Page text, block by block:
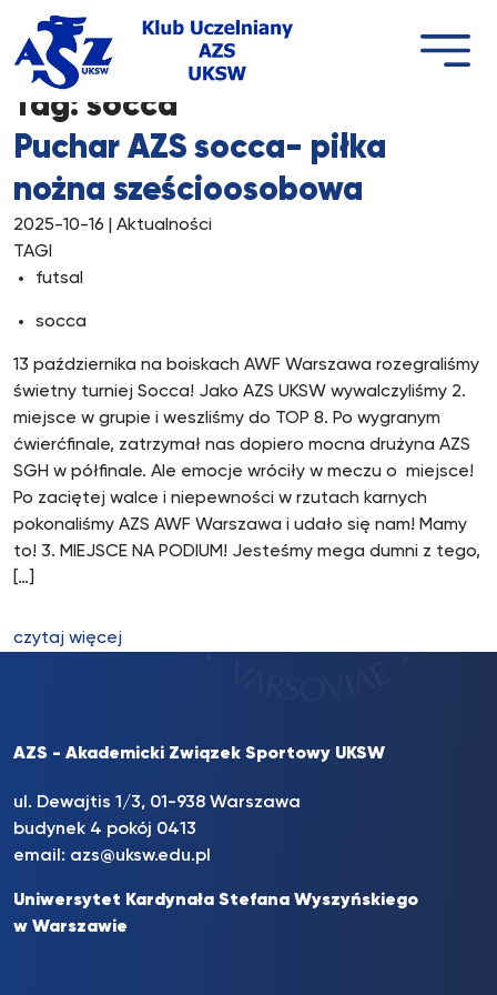
Przejdź
treści
Tag: socca
Puchar AZS socca- piłka
nożna sześcioosobowa
2025-10-16 | Aktualności
TAGI
futsal
socca
13 października na boiskach AWF Warszawa rozegraliśmy
świetny turniej Socca! Jako AZS UKSW wywalczyliśmy 2.
miejsce w grupie i weszliśmy do TOP 8. Po wygranym
ćwierćfinale, zatrzymał nas dopiero mocna drużyna AZS
SGH w półfinale. Ale emocje wróciły w meczu o miejsce!
Po zaciętej walce i niepewności w rzutach karnych
pokonaliśmy AZS AWF Warszawa i udało się nam! Mamy
to! 3. MIEJSCE NA PODIUM! Jesteśmy mega dumni z tego,
[…]
czytaj więcej
AZS - Akademicki Związek Sportowy UKSW
ul. Dewajtis 1/3, 01-938 Warszawa
budynek 4 pokój 0413
email: azs@uksw.edu.pl
Uniwersytet Kardynała Stefana Wyszyńskiego
w Warszawie